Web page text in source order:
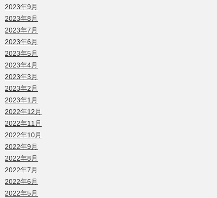
2023年9月
2023年8月
2023年7月
2023年6月
2023年5月
2023年4月
2023年3月
2023年2月
2023年1月
2022年12月
2022年11月
2022年10月
2022年9月
2022年8月
2022年7月
2022年6月
2022年5月